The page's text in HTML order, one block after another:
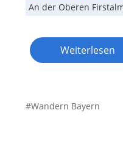
An der Oberen
Weiterlesen
Wandern Bayern